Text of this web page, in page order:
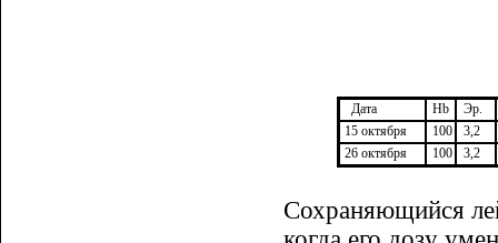
Дата Hb
Эр.
15 октября
100
3,2
26 октября
100 3,2
Сохраняющийся